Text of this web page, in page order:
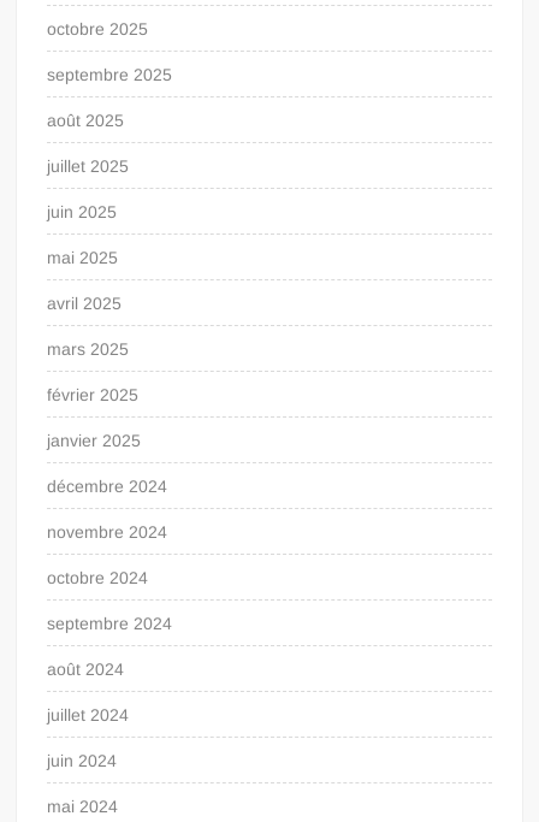
octobre 2025
septembre 2025
août 2025
juillet 2025
juin 2025
mai 2025
avril 2025
mars 2025
février 2025
janvier 2025
décembre 2024
novembre 2024
octobre 2024
septembre 2024
août 2024
juillet 2024
juin 2024
mai 2024